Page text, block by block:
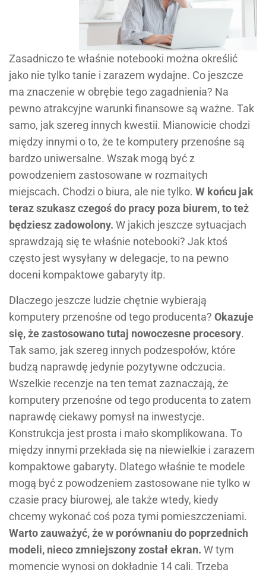
Zasadniczo te właśnie notebooki można określić
jako nie tylko tanie i zarazem wydajne. Co jeszcze
ma znaczenie w obrębie tego zagadnienia? Na
pewno atrakcyjne warunki finansowe są ważne. Tak
samo, jak szereg innych kwestii. Mianowicie chodzi
między innymi o to, że te komputery przenośne są
bardzo uniwersalne. Wszak mogą być z
powodzeniem zastosowane w rozmaitych
miejscach. Chodzi o biura, ale nie tylko. W końcu jak
teraz szukasz czegoś do pracy poza biurem, to też
będziesz zadowolony. W jakich jeszcze sytuacjach
sprawdzają się te właśnie notebooki? Jak ktoś
często jest wysyłany w delegacje, to na pewno
doceni kompaktowe gabaryty itp.
Dlaczego jeszcze ludzie chętnie wybierają
komputery przenośne od tego producenta? Okazuje
się, że zastosowano tutaj nowoczesne procesory.
Tak samo, jak szereg innych podzespołów, które
budzą naprawdę jedynie pozytywne odczucia.
Wszelkie recenzje na ten temat zaznaczają, że
komputery przenośne od tego producenta to zatem
naprawdę ciekawy pomysł na inwestycje.
Konstrukcja jest prosta i mało skomplikowana. To
między innymi przekłada się na niewielkie i zarazem
kompaktowe gabaryty. Dlatego właśnie te modele
mogą być z powodzeniem zastosowane nie tylko w
czasie pracy biurowej, ale także wtedy, kiedy
chcemy wykonać coś poza tymi pomieszczeniami.
Warto zauważyć, że w porównaniu do poprzednich
modeli, nieco zmniejszony został ekran. W tym
momencie wynosi on dokładnie 14 cali. Trzeba